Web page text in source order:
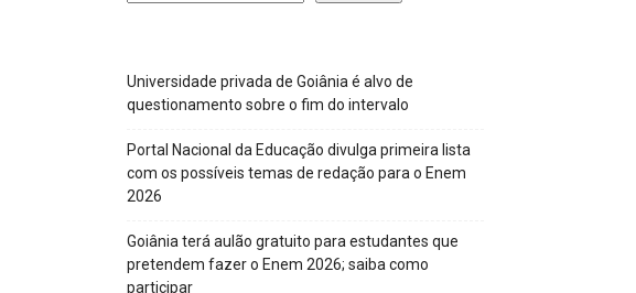
Universidade privada de Goiânia é alvo de
questionamento sobre o fim do intervalo
Portal Nacional da Educação divulga primeira lista
com os possíveis temas de redação para o Enem
2026
Goiânia terá aulão gratuito para estudantes que
pretendem fazer o Enem 2026; saiba como
participar